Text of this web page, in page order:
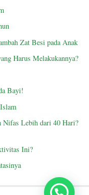
Zat Besi pada Anak
Harus Melakukannya?
Bayi!
Nifas Lebih dari 40 Hari?
Ini?